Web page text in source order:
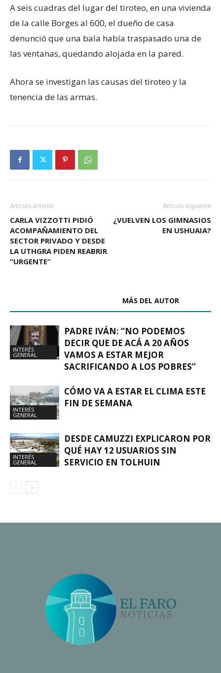
A seis cuadras del lugar del tiroteo, en una vivienda
de la calle Borges al 600, el dueño de casa
denunció que una bala había traspasado una de
las ventanas, quedando alojada en la pared.
Ahora se investigan las causas del tiroteo y la
tenencia de las armas.
Artículo anterior
CARLA VIZZOTTI PIDIÓ
ACOMPAÑAMIENTO DEL
SECTOR PRIVADO Y DESDE
LA UTHGRA PIDEN REABRIR
“URGENTE”
Artículo siguiente
¿VUELVEN LOS GIMNASIOS
EN USHUAIA?
MÁS DEL AUTOR
INTERÉS
GENERAL
PADRE IVÁN: “NO PODEMOS
DECIR QUE DE ACÁ A 20 AÑOS
VAMOS A ESTAR MEJOR
SACRIFICANDO A LOS POBRES”
INTERÉS
GENERAL
CÓMO VA A ESTAR EL CLIMA ESTE
FIN DE SEMANA
INTERÉS
GENERAL
DESDE CAMUZZI EXPLICARON POR
QUÉ HAY 12 USUARIOS SIN
SERVICIO EN TOLHUIN